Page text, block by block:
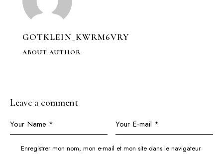
GOTKLEIN_KWRM6VRY
ABOUT AUTHOR
Leave a comment
Enregistrer mon nom, mon e-mail et mon site dans le navigateur